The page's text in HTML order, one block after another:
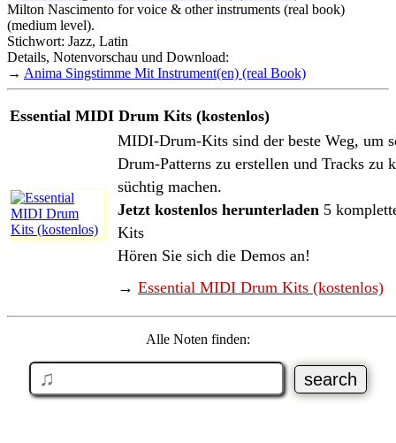
Milton Nascimento for voice & other instruments (real book)
(medium level).
Stichwort: Jazz, Latin
Details, Notenvorschau und Download:
→ Anima Singstimme Mit Instrument(en) (real Book)
Essential MIDI Drum Kits (kostenlos)
MIDI-Drum-Kits sind der beste Weg, um
Drum-Patterns zu erstellen und Tracks zu
süchtig machen.
Jetzt kostenlos herunterladen 5
Kits
Hören Sie sich die Demos an!
→ Essential MIDI Drum Kits (kostenlos)
Alle Noten finden: